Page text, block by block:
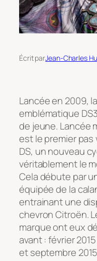
Écrit parJean-Charles
Lancée en 2009,
emblématique
de jeune. Lancée
est le premier
DS, un nouveau
véritablement le
Cela débute par
équipée de la
entrainant une
chevron Citroën.
marque ont eux
avant : février
et septembre